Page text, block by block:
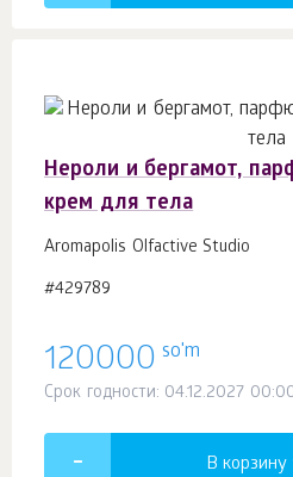
Нероли и бергамот,
крем для тела
Aromapolis Olfactive Studio
#429789
120000 so'm
Срок годности: 04.12.2027
В корзину